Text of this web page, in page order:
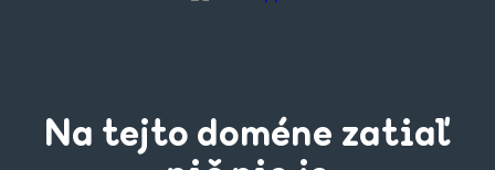
Na tejto doméne zatiaľ